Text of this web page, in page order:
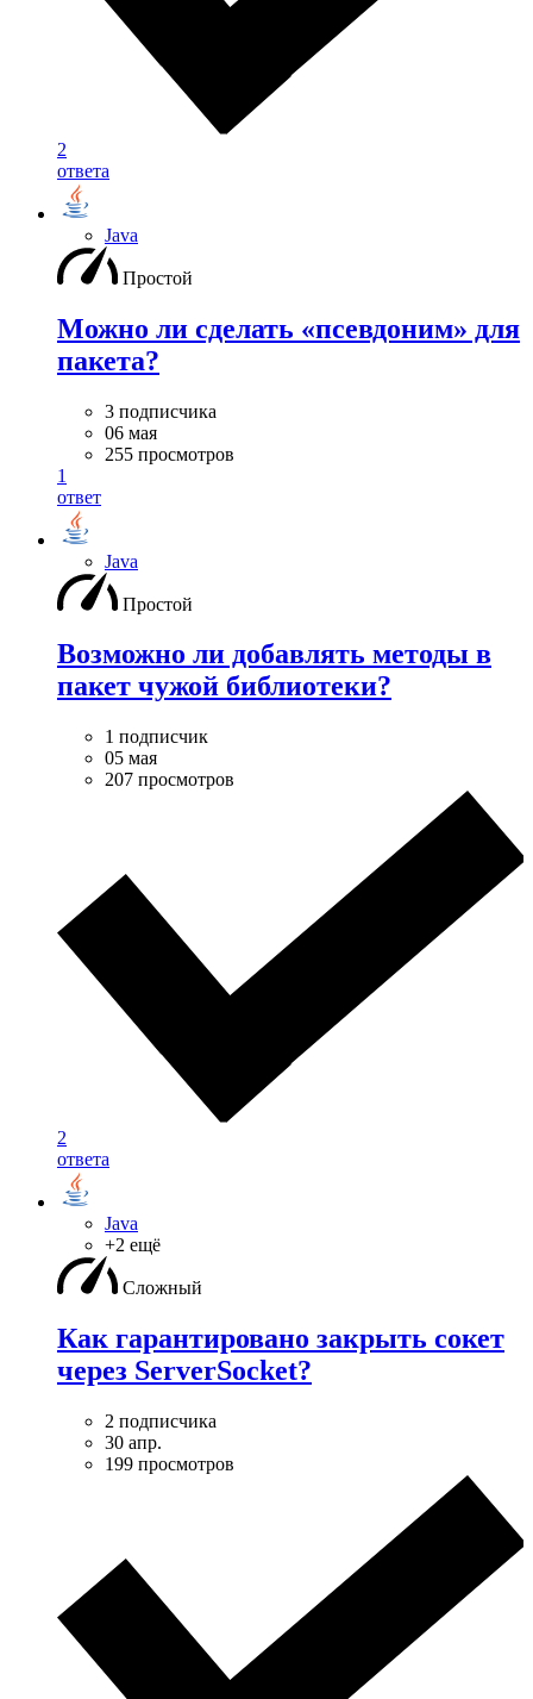
2
ответа
Java
Простой
Можно ли сделать «псевдоним» для
пакета?
3 подписчика
06 мая
255 просмотров
1
ответ
Java
Простой
Возможно ли добавлять методы в
пакет чужой библиотеки?
1 подписчик
05 мая
207 просмотров
2
ответа
Java
+2 ещё
Сложный
Как гарантировано закрыть сокет
через ServerSocket?
2 подписчика
30 апр.
199 просмотров